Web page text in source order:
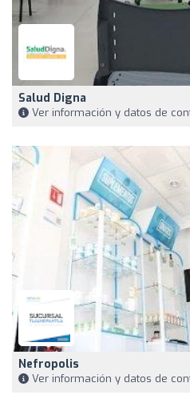
Salud Digna
Ver información y datos de
Nefropolis
Ver información y datos de